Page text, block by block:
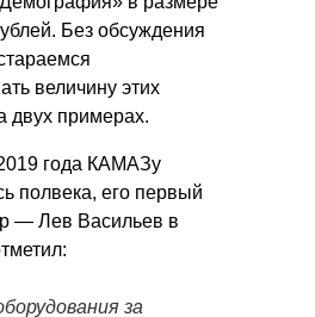
Без обсуждения
величину этих
двух примерах.
года КАМАЗу
полвека, его первый
— Лев Васильев в
за